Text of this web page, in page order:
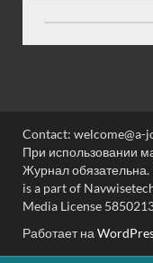
Contact:
При использовании
Журнал
is a part of
Media License
Работает на